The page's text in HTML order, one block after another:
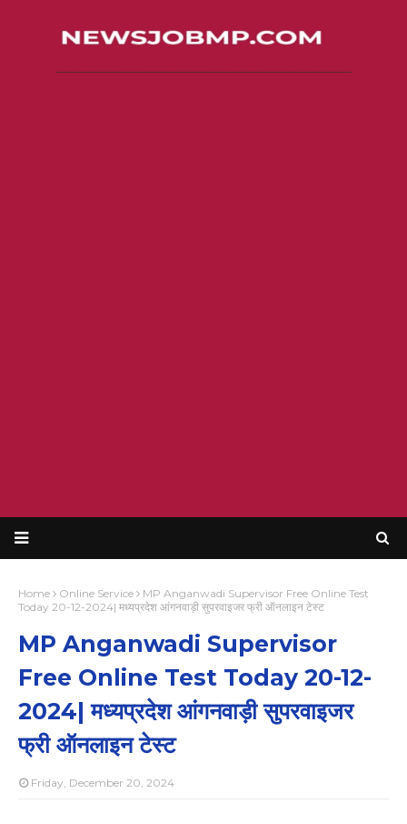
Home Online Service
MP Anganwadi Supervisor Free Online Test
Today 20-12-2024| मध्यप्रदेश आंगनवाड़ी सुपरवाइजर फ्री ऑनलाइन टेस्ट
MP Anganwadi Supervisor
Free Online Test Today 20-12-
2024| मध्यप्रदेश आंगनवाड़ी सुपरवाइजर
फ्री ऑनलाइन टेस्ट
Friday, December 20, 2024